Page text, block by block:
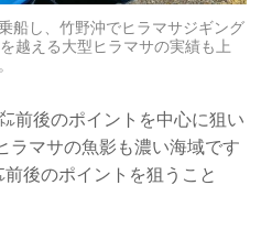
船し、竹野沖でヒラマサジギング
越える大型ヒラマサの実績も上
前後のポイントを中心に狙い
ラマサの魚影も濃い海域です
前後のポイントを狙うこと